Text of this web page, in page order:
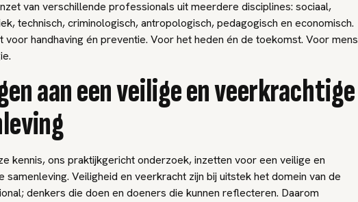
van verschillende professionals uit meerdere disciplines: sociaal,
technisch, criminologisch, antropologisch, pedagogisch en economisch.
voor handhaving én preventie. Voor het heden én de toekomst. Voor mens
aan een veilige en veerkrachtige
kennis, ons praktijkgericht onderzoek, inzetten voor een veilige en
samenleving. Veiligheid en veerkracht zijn bij uitstek het domein van de
denkers die doen en doeners die kunnen reflecteren. Daarom